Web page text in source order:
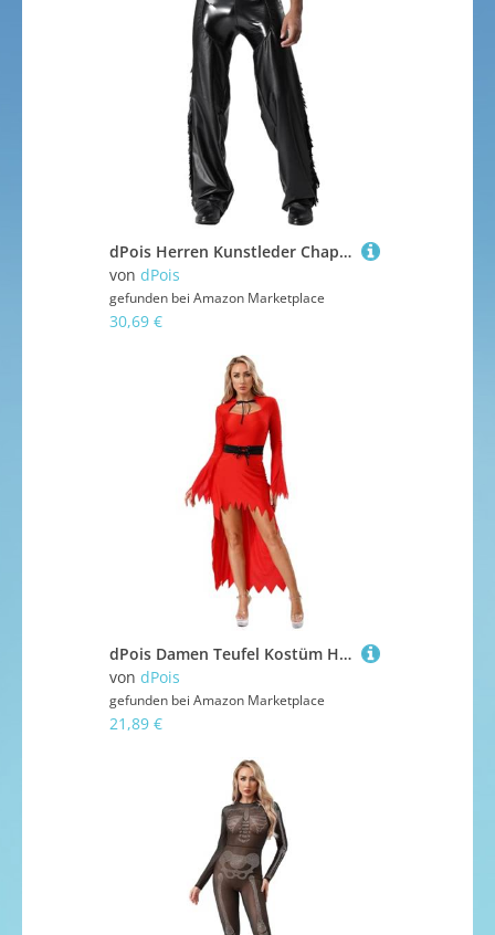
dPois Herren Kunstleder Chaps Lang Hose Pants Cowboy Hose Lang mit Quasten Zipper Hippe Western Kostüm Mottoparty Karneval Schwarz 4XL
von dPois
gefunden bei Amazon Marketplace
30,69 €
dPois Damen Teufel Kostüm Halloween Vampir Kapuze Kleid Vokuhila Kleider mit Kapuze Gürtel Mottoparty Fasching Kostüm Gothic Punk Kleidung Rot M
von dPois
gefunden bei Amazon Marketplace
21,89 €